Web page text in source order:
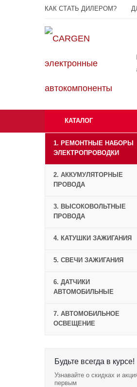
КАК СТАТЬ ДИЛЕРОМ?
КАТАЛОГ
1. РЕМОНТНЫЕ НАБОРЫ
ЭЛЕКТРОПРОВОДКИ
2. АККУМУЛЯТОРНЫЕ
ПРОВОДА
3. ВЫСОКОВОЛЬТНЫЕ
ПРОВОДА
4. КАТУШКИ ЗАЖИГАНИЯ
5. СВЕЧИ ЗАЖИГАНИЯ
6. ДАТЧИКИ
АВТОМОБИЛЬНЫЕ
7. АВТОМОБИЛЬНОЕ
ОСВЕЩЕНИЕ
Будьте всегда в курсе!
Узнавайте о скидках и
первым